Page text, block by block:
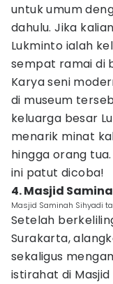
untuk umum
dahulu. Jika
Lukminto ialah
sempat ramai di
Karya seni
di museum
keluarga besar
menarik minat
hingga orang
ini patut dicoba!
4. Masjid
Masjid Saminah Sihyadi
Setelah
Surakarta,
sekaligus
istirahat di Masjid